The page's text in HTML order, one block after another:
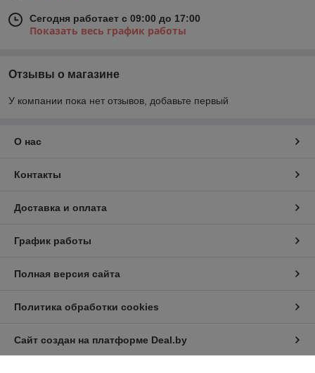
Сегодня работает с 09:00 до 17:00
Показать весь график работы
Отзывы о магазине
У компании пока нет отзывов, добавьте первый
О нас
Контакты
Доставка и оплата
График работы
Полная версия сайта
Политика обработки cookies
Сайт создан на платформе Deal.by